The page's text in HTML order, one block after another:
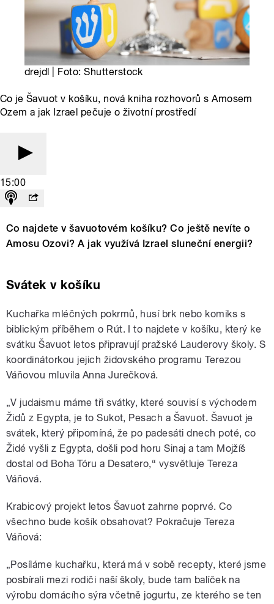
drejdl | Foto: Shutterstock
Co je Šavuot v košíku, nová kniha rozhovorů s Amosem
Ozem a jak Izrael pečuje o životní prostředí
15:00
Co najdete v šavuotovém košíku? Co ještě nevíte o
Amosu Ozovi? A jak využívá Izrael sluneční energii?
Svátek v košíku
Kuchařka mléčných pokrmů, husí brk nebo komiks s
biblickým příběhem o Rút. I to najdete v košíku, který ke
svátku Šavuot letos připravují pražské Lauderovy školy. S
koordinátorkou jejich židovského programu Terezou
Váňovou mluvila Anna Jurečková.
„V judaismu máme tři svátky, které souvisí s východem
Židů z Egypta, je to Sukot, Pesach a Šavuot. Šavuot je
svátek, který připomíná, že po padesáti dnech poté, co
Židé vyšli z Egypta, došli pod horu Sinaj a tam Mojžíš
dostal od Boha Tóru a Desatero,“ vysvětluje Tereza
Váňová.
Krabicový projekt letos Šavuot zahrne poprvé. Co
všechno bude košík obsahovat? Pokračuje Tereza
Váňová:
„Posíláme kuchařku, která má v sobě recepty, které jsme
posbírali mezi rodiči naší školy, bude tam balíček na
výrobu domácího sýra včetně jogurtu, ze kterého se ten